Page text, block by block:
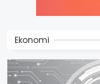
Ekonomi